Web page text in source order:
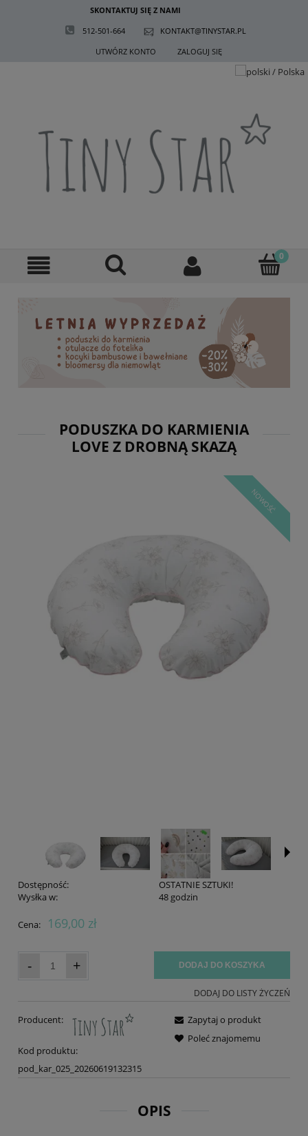
SKONTAKTUJ SIĘ Z NAMI
512-501-664
KONTAKT@TINYSTAR.PL
UTWÓRZ KONTO
ZALOGUJ SIĘ
PODUSZKA DO KARMIENIA
LOVE Z DROBNĄ SKAZĄ
NOWOŚĆ
Dostępność:
OSTATNIE SZTUKI!
Wysłka w:
48 godzin
Cena: 169,00 zł
- + DODAJ DO KOSZYKA
DODAJ DO LISTY ŻYCZEŃ
Producent:
Kod produktu:
pod_kar_025_20260619132315
Zapytaj o produkt
Poleć znajomemu
OPIS